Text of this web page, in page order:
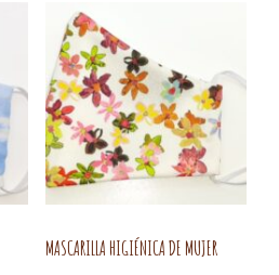
MASCARILLA HIGIÉNICA DE MUJER